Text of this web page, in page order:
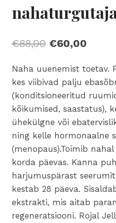
€88,00 Algne
oli:
€88,00.
€60,00
is:
Naha uuenemist toetav.
kes viibivad palju
(konditsioneeritud
kõikumised, saastatus),
ühekülgne või
ning kelle hormonaalne
(menopaus).Toimib
korda päevas. Kanna
harjumuspärast
kestab 28 päeva.
ekstrakti, mis aitab
regeneratsiooni. Rojal